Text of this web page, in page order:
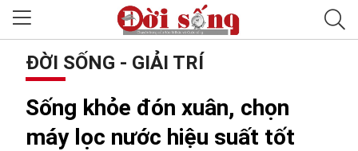
ĐỜI SỐNG - GIẢI TRÍ
Sống khỏe đón xuân, chọn
máy lọc nước hiệu suất tốt